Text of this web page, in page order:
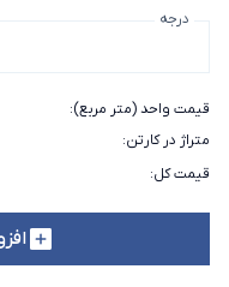
درجه
قیمت واحد (متر مربع):
متراژ در کارتن:
قیمت کل: